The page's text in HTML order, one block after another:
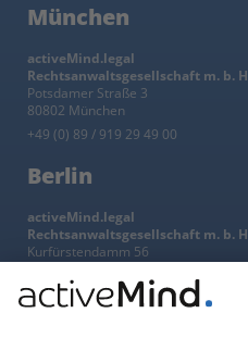
München
activeMind.legal
Rechtsanwaltsgesellschaft m. b. H
Potsdamer Straße 3
80802 München
+49 (0) 89 / 919 29 49 00
Berlin
activeMind.legal
Rechtsanwaltsgesellschaft m. b. H
Kurfürstendamm 56
+49 (0) 30 / 770 19 10 70